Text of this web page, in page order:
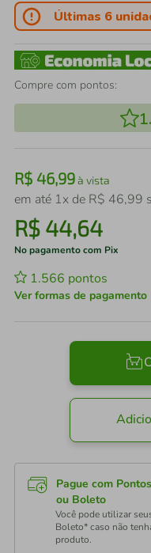
Últimas 6
Compre com pontos:
R$ 46,99à vista
em até 1x de R$ 46,99
R$ 44,64
No pagamento com Pix
1.566 pontos
Ver formas de pagamento
Pague com
ou Boleto
Você pode utilizar
Boleto* caso não
produto.